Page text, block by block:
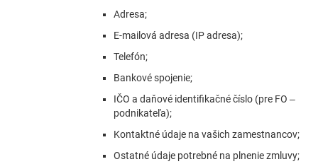
Adresa;
E-mailová adresa (IP adresa);
Telefón;
Bankové spojenie;
IČO a daňové identifikačné číslo (pre FO –
podnikateľa);
Kontaktné údaje na vašich zamestnancov;
Ostatné údaje potrebné na plnenie zmluvy;